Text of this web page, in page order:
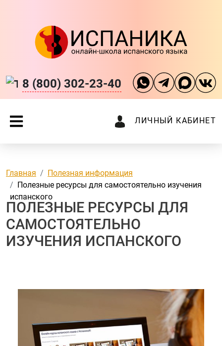
8 (800) 302-23-40
ЛИЧНЫЙ КАБИНЕТ
Главная
Полезная информация
Полезные ресурсы для самостоятельно изучения
испанского
ПОЛЕЗНЫЕ РЕСУРСЫ ДЛЯ
САМОСТОЯТЕЛЬНО
ИЗУЧЕНИЯ ИСПАНСКОГО